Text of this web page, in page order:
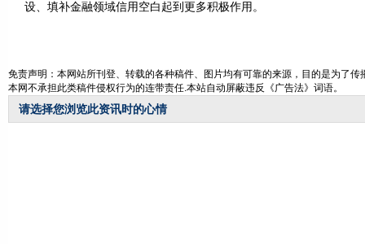
设、填补金融领域信用空白起到更多积极作用。
免责声明：本网站所刊登、转载的各种稿件、图片均有可靠的来源，目的是为了
本网不承担此类稿件侵权行为的连带责任.本站自动屏蔽违反《广告法》词语。
请选择您浏览此资讯时的心情